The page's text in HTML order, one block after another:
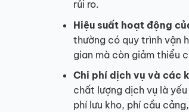
rủi ro.
Hiệu suất hoạt động
thường có quy trình vận
gian mà còn giảm thiểu
Chi phí dịch vụ và các
chất lượng dịch vụ là
phí lưu kho, phí cầu